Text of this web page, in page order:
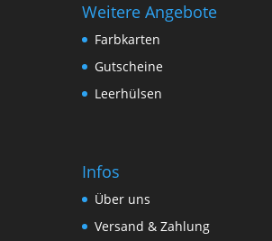
Weitere Angebote
Farbkarten
Gutscheine
Leerhülsen
Infos
Über uns
Versand & Zahlung